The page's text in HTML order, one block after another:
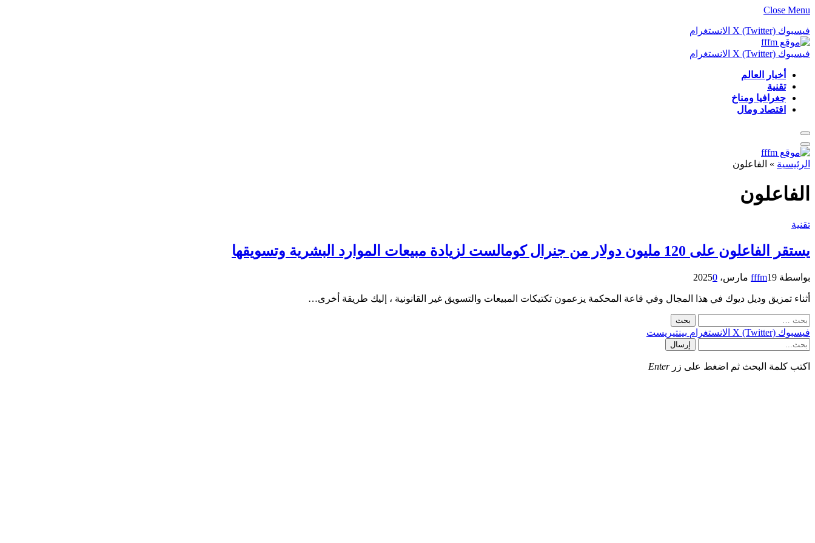
Close Menu
فيسبوك X (Twitter) الانستغرام
فيسبوك X (Twitter) الانستغرام
أخبار العالم
تقنية
جغرافيا ومناخ
اقتصاد ومال
الرئيسية » الفاعلون
الفاعلون
تقنية
يستقر الفاعلون على 120 مليون دولار من جنرال كومالست لزيادة مبيعات الموارد البشرية وتسويقها
بواسطة fffm19 مارس، 2025 0
أثناء تمزيق وديل ديوك في هذا المجال وفي قاعة المحكمة يزعمون تكتيكات المبيعات والتسويق غير القانونية ، إليك طريقة أخرى…
البحث
عن:
فيسبوك X (Twitter) الانستغرام بينتيريست
إرسال
اكتب كلمة البحث ثم اضغط على زرEnter